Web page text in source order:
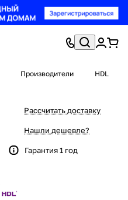
Производители HDL
Рассчитать доставку
Нашли дешевле?
Гарантия 1 год